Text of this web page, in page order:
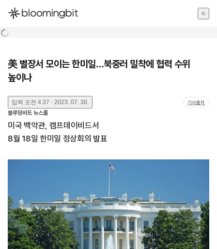
한국어
美 별장서 모이는 한미일…북중러 밀착에 협력 수위
높이나
입력 오전 4:37 · 2023. 07. 30. 기사출처
블루밍비트 뉴스룸
미국 백악관, 캠프데이비드서
8월 18일 한미일 정상회의 발표